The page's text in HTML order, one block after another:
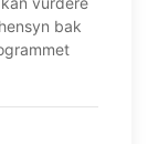
bak